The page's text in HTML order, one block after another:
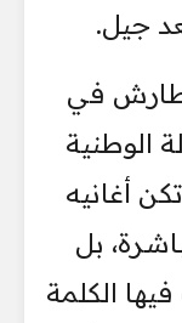
جيل.
طارش في
الوطنية
أغانيه
بل
الكلمة